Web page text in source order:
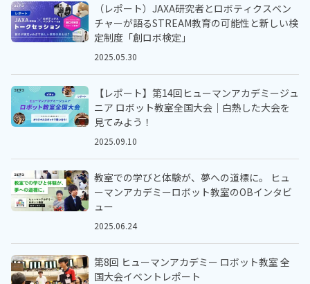
（レポート）JAXA研究者とロボティクスベン
チャーが語るSTREAM教育の可能性と新しい検
定制度「創ロボ検定」
2025.05.30
【レポート】第14回ヒューマンアカデミージュ
ニア ロボット教室全国大会｜白熱した大会を
見てみよう！
2025.09.10
教室での学びと体験が、夢への道標に。 ヒュ
ーマンアカデミーロボット教室のOBインタビ
ュー
2025.06.24
第8回 ヒューマンアカデミー ロボット教室 全
国大会イベントレポート